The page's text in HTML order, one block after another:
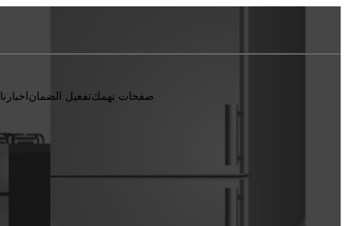
اخبارناتفعيل الضمانصفحات تهمك